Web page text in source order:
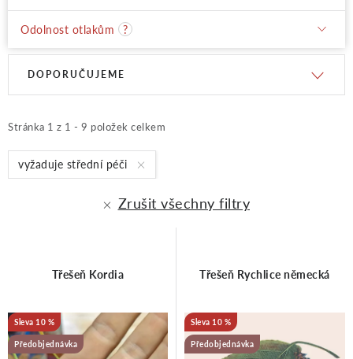
Odolnost otlakům ?
ý
p
p
Stránka 1 z 1 - 9 položek celkem
a
z
í
DOPORUČUJEME
vyžaduje střední péči
Zrušit všechny filtry
Třešeň Kordia
10 %
Předobjednávka
Třešeň Rychlice německá
10 %
Předobjednávka